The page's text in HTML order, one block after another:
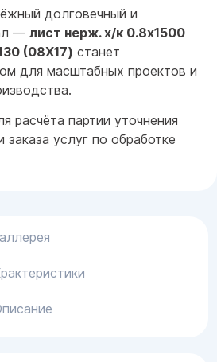
долговечный и
— лист нерж. х/к 0.8х1500
(08Х17) станет
для масштабных проектов и
расчёта партии уточнения
заказа услуг по обработке